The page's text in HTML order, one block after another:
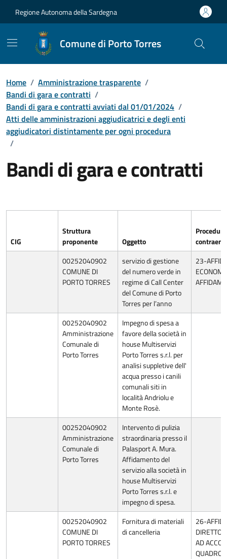
Regione Autonoma della Sardegna
Comune di Porto Torres
Home / Amministrazione trasparente /
Bandi di gara e contratti /
Bandi di gara e contratti avviati dal 01/01/2024 /
Atti delle amministrazioni aggiudicatrici e degli enti
aggiudicatori distintamente per ogni procedura
/
Bandi di gara e contratti
CIG
Struttura
proponente
Oggetto
00252040902
COMUNE DI
PORTO TORRES
servizio di gestione
del numero verde in
regime di Call Center
del Comune di Porto
Torres per l’anno
23-
00252040902
Amministrazione
Comunale di
Porto Torres
Impegno di spesa a
favore della società in
house Multiservizi
Porto Torres s.r.l. per
analisi suppletive dell'
acqua presso i canili
comunali siti in
località Andriolu e
Monte Rosè.
00252040902
Amministrazione
Comunale di
Porto Torres
Intervento di pulizia
straordinaria presso il
Palasport A. Mura.
Affidamento del
servizio alla società in
house Multiservizi
Porto Torres s.r.l. e
impegno di spesa.
00252040902
COMUNE DI
PORTO TORRES
Fornitura di materiali
di cancelleria
26-
DIRETTO
AD
QUADRO/